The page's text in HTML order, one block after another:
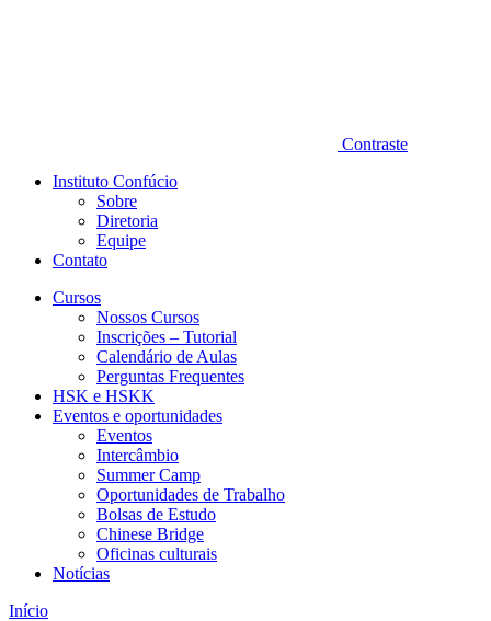
Contraste
Instituto Confúcio
Sobre
Diretoria
Equipe
Contato
Cursos
Nossos Cursos
Inscrições – Tutorial
Calendário de Aulas
Perguntas Frequentes
HSK e HSKK
Eventos e oportunidades
Eventos
Intercâmbio
Summer Camp
Oportunidades de Trabalho
Bolsas de Estudo
Chinese Bridge
Oficinas culturais
Notícias
Início